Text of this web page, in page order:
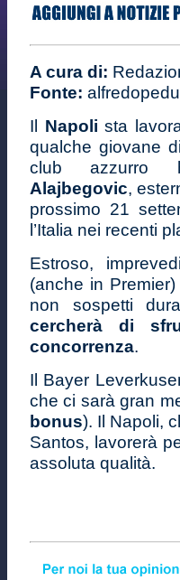
A cura di:
Fonte:
Il Napolista
qualche giovane
club
Alajbegovic,
prossimo 21
l’Italia nei recenti
Estroso,
(anche in Premier)
non sospetti
cercherà di
concorrenza.
Il Bayer
che ci sarà gran
bonus). Il Napoli,
Santos, lavorerà
assoluta qualità.